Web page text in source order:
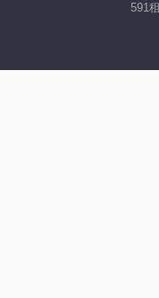
591